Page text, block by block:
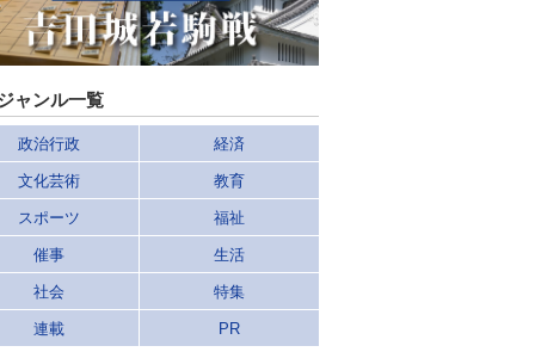
ャンル一覧
政治行政 経済
文化芸術 教育
スポーツ 福祉
催事 生活
社会 特集
連載 PR